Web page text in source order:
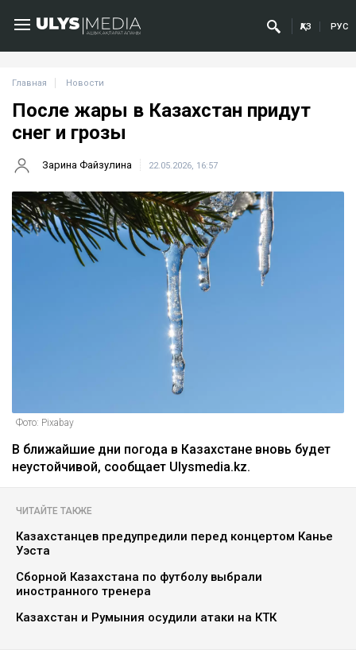
ҚАЗ РУС
Главная Новости
После жары в Казахстан придут
снег и грозы
Зарина Файзулина 22.05.2026, 16:57
Фото: Pixabay
В ближайшие дни погода в Казахстане вновь будет
неустойчивой, сообщает Ulysmedia.kz.
ЧИТАЙТЕ ТАКЖЕ
Казахстанцев предупредили перед концертом Канье
Уэста
Сборной Казахстана по футболу выбрали
иностранного тренера
Казахстан и Румыния осудили атаки на КТК